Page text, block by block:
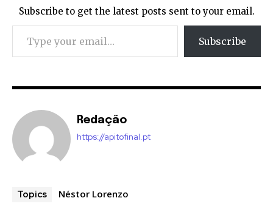
Subscribe to get the latest posts sent to your email.
Type your email…
Subscribe
Redação
https://apitofinal.pt
Topics Néstor Lorenzo